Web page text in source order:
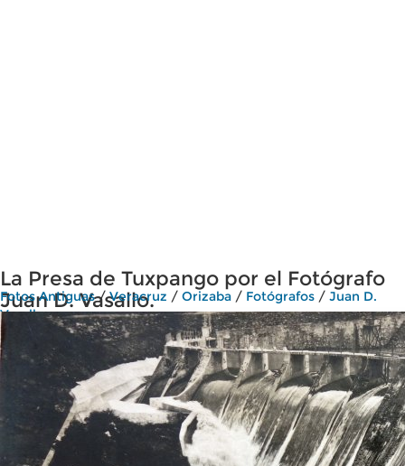
La Presa de Tuxpango por el Fotógrafo
Juan D. Vasallo.
Fotos Antiguas/Veracruz / Orizaba / Fotógrafos / Juan D.
Vasallo